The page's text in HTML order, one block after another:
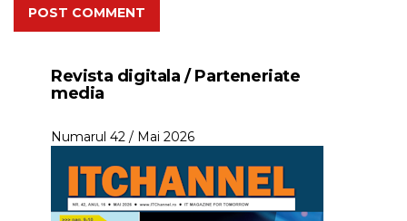
POST COMMENT
Revista digitala / Parteneriate
media
Numarul 42 / Mai 2026